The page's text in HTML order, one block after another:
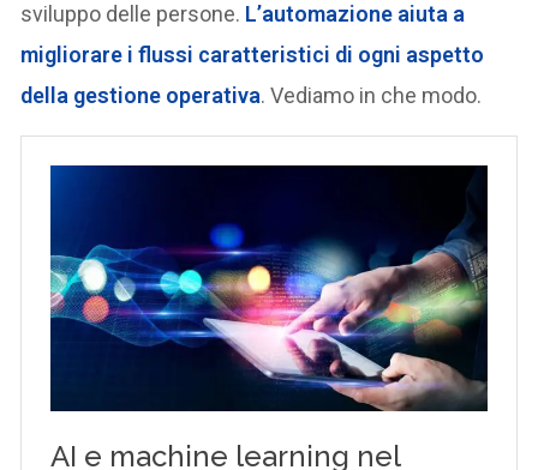
sviluppo delle persone. L’automazione aiuta a
migliorare i flussi caratteristici di ogni aspetto
della gestione operativa. Vediamo in che modo.